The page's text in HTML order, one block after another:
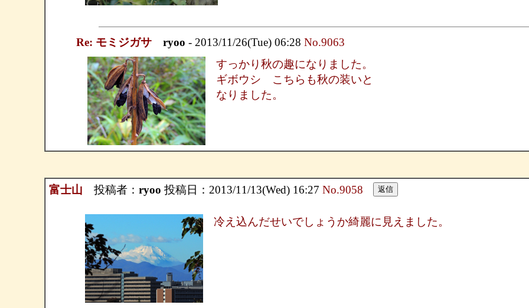
Re: モミジガサ ryoo - 2013/11/26(Tue) 06:28 No.9063
すっかり秋の趣になりました。
ギボウシ こちらも秋の装いと
なりました。
富士山 投稿者： ryoo 投稿日：2013/11/13(Wed) 16:27 No.9058
冷え込んだせいでしょうか綺麗に見えました。